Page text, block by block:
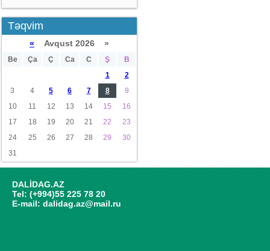
Təqvim
« Avqust 2026 »
Be Ça Ç Ca C Ş
B
1
2
3
4 5 6 7 8
9
10
11 12 13 14 15
16
17
18 19 20 21 22
23
24
25 26 27 28 29
30
31
DALİDAG.AZ
Tel: (+994)55 225 78 20
E-mail: dalidag.az@mail.ru